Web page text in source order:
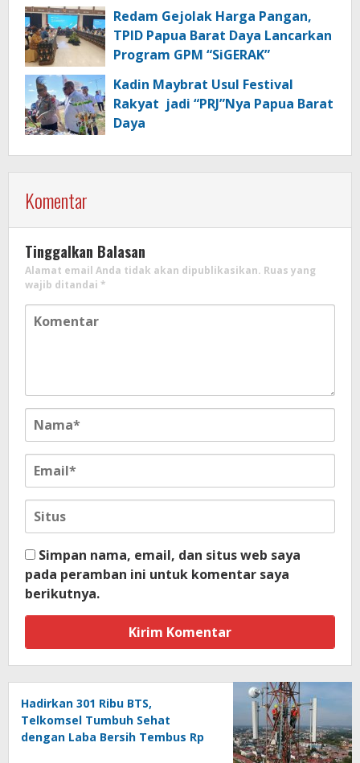
Redam Gejolak Harga Pangan,
TPID Papua Barat Daya Lancarkan
Program GPM “SiGERAK”
Kadin Maybrat Usul Festival
Rakyat jadi “PRJ”Nya Papua Barat
Daya
Komentar
Tinggalkan Balasan
Alamat email Anda tidak akan dipublikasikan. Ruas yang
wajib ditandai *
Simpan nama, email, dan situs web saya
pada peramban ini untuk komentar saya
berikutnya.
Hadirkan 301 Ribu BTS,
Telkomsel Tumbuh Sehat
dengan Laba Bersih Tembus Rp